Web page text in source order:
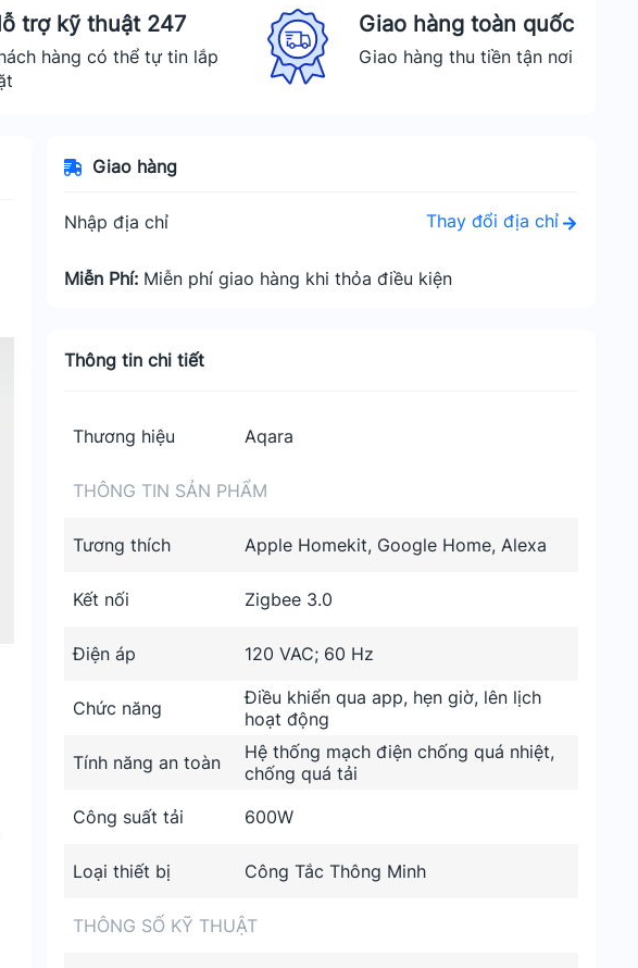
trợ kỹ thuật 247
hàng có thể tự tin lắp
Giao hàng toàn quốc
Giao hàng thu tiền tận nơi
Giao hàng
Nhập địa chỉ Thay đổi địa chỉ
Miễn Phí: Miễn phí giao hàng khi thỏa điều kiện
Thông tin chi tiết
Thương hiệu Aqara
THÔNG TIN SẢN PHẨM
Tương thích Apple Homekit, Google Home, Alexa
Kết nối Zigbee 3.0
Điện áp 120 VAC; 60 Hz
Chức năng
Điều khiển qua app, hẹn giờ, lên lịch
hoạt động
Tính năng an toàn
Hệ thống mạch điện chống quá nhiệt,
chống quá tải
Công suất tải
600W
Loại thiết bị Công Tắc Thông Minh
THÔNG SỐ KỸ THUẬT